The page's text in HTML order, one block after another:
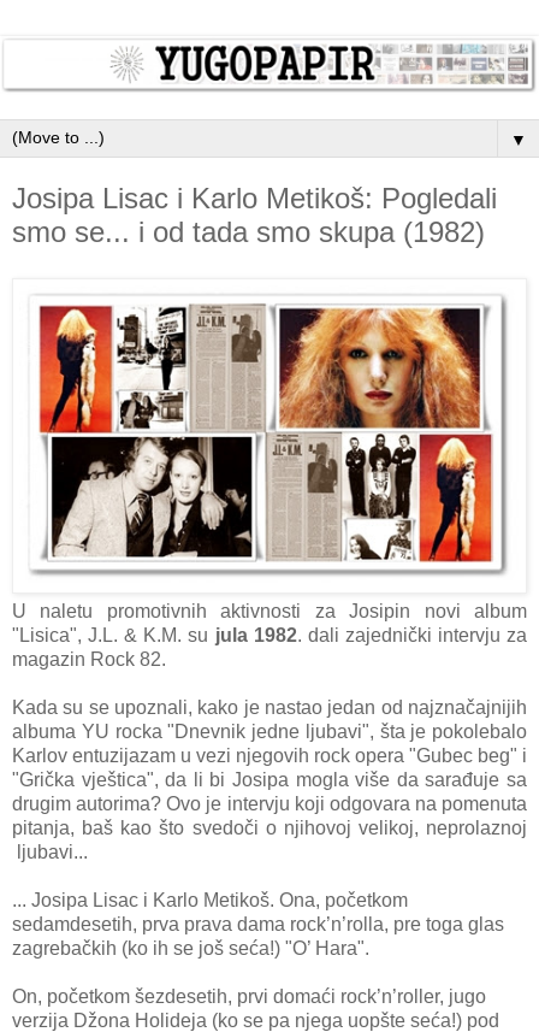
▼
Josipa Lisac i Karlo Metikoš: Pogledali
smo se... i od tada smo skupa (1982)
U naletu promotivnih aktivnosti za Josipin novi album
"Lisica", J.L. & K.M. su jula 1982. dali zajednički intervju za
magazin Rock 82.
Kada su se upoznali, kako je nastao jedan od najznačajnijih
albuma YU rocka "Dnevnik jedne ljubavi", šta je pokolebalo
Karlov entuzijazam u vezi njegovih rock opera "Gubec beg" i
"Grička vještica", da li bi Josipa mogla više da sarađuje sa
drugim autorima? Ovo je intervju koji odgovara na pomenuta
pitanja, baš kao što svedoči o njihovoj velikoj, neprolaznoj
ljubavi...
... Josipa Lisac i Karlo Metikoš. Ona, početkom
sedamdesetih, prva prava dama rock’n’rolla, pre toga glas
zagrebačkih (ko ih se još seća!) "O’ Hara".
On, početkom šezdesetih, prvi domaći rock’n’roller, jugo
verzija Džona Holideja (ko se pa njega uopšte seća!) pod